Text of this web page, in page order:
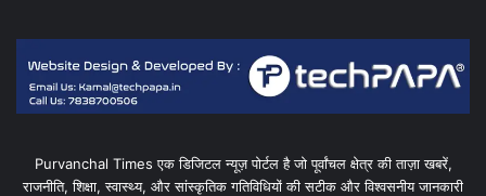
Purvanchal Times एक डिजिटल न्यूज़ पोर्टल है जो पूर्वांचल क्षेत्र की ताज़ा खबरें,
राजनीति, शिक्षा, स्वास्थ्य, और सांस्कृतिक गतिविधियों की सटीक और विश्वसनीय जानकारी